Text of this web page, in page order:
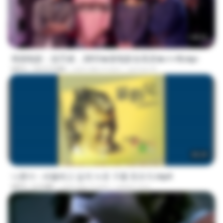
1:40:52
韩国电影：惩罚者，2013★新电影全高清★✔✔8.mp4
MP4 1012.9 MB
나훈아 - 세월베고 길게 누운 구름 한조각.mp4
MP4 6.0 MB cách đây 3 năm castor-trot